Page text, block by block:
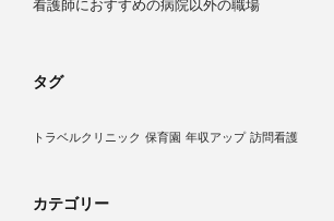
看護師におすすめの病院以外の職場
タグ
トラベルクリニック 保育園 年収アップ 訪問看護
カテゴリー